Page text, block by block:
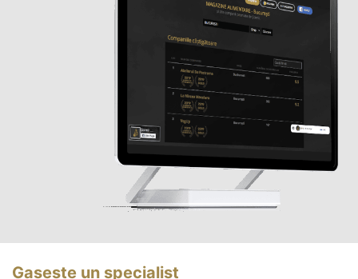
Gasește un specialist